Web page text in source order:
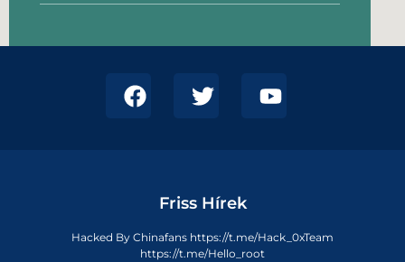
Friss Hírek
Hacked By Chinafans https://t.me/Hack_0xTeam
https://t.me/Hello_root